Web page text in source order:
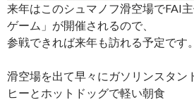
来年はこのシュマノフ滑空場でFAI
ゲーム」が開催されるので、
参戦できれば来年も訪れる予定です。
滑空場を出て早々にガソリンスタン
ヒーとホットドッグで軽い朝食